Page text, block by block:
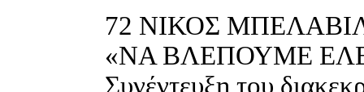
72 ΝΙΚΟΣ
«ΝΑ ΒΛΕΠΟΥΜΕ
Συνέντευξη του